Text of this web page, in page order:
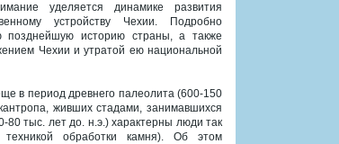
уделяется динамике развития
устройству Чехии. Подробно
позднейшую историю страны, а также
Чехии и утратой ею национальной
в период древнего палеолита (600-150
живших стадами, занимавшихся
80 тыс. лет до. н.э.) характерны люди так
техникой обработки камня). Об этом